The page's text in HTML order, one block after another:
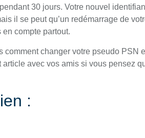
30 jours. Votre nouvel
il se peut qu’un redémarrage de
en compte partout.
comment changer votre pseudo PSN
article avec vos amis si vous pensez
: